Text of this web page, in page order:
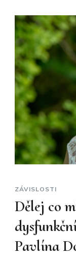
ZÁVISLOSTI
Dělej co
Pavlína